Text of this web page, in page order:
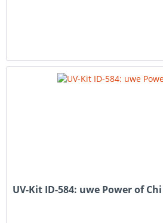
UV-Kit ID-584: uwe Power of Chi